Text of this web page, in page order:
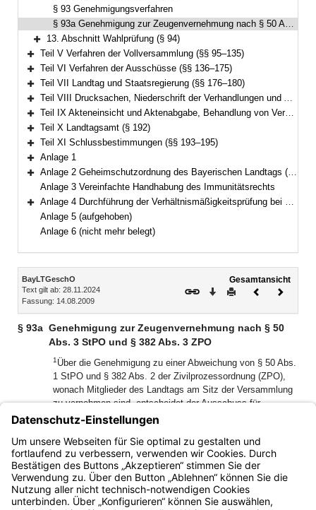
§ 93 Genehmigungsverfahren
§ 93a Genehmigung zur Zeugenvernehmung nach § 50 Abs. 3 StPO und § 382 Abs. 3 ZPO
Bereich erweitern
13. Abschnitt Wahlprüfung (§ 94)
Bereich erweitern
Teil V Verfahren der Vollversammlung (§§ 95–135)
Bereich erweitern
Teil VI Verfahren der Ausschüsse (§§ 136–175)
Bereich erweitern
Teil VII Landtag und Staatsregierung (§§ 176–180)
Bereich erweitern
Teil VIII Drucksachen, Niederschrift der Verhandlungen und Ausfertigung der Beschlüsse (§§ 181–187)
Bereich erweitern
Teil IX Akteneinsicht und Aktenabgabe, Behandlung von Verschlusssachen (§§ 188–191)
Bereich erweitern
Teil X Landtagsamt (§ 192)
Bereich erweitern
Teil XI Schlussbestimmungen (§§ 193–195)
Bereich erweitern
Anlage 1
Bereich erweitern
Anlage 2 Geheimschutzordnung des Bayerischen Landtags (GeheimSchO)
Anlage 3 Vereinfachte Handhabung des Immunitätsrechts
Bereich erweitern
Anlage 4 Durchführung der Verhältnismäßigkeitsprüfung bei berufsreglementierenden Regelungen im Anwendungsbereich der Richtlinie 2005/36/EG
Anlage 5 (aufgehoben)
Anlage 6 (nicht mehr belegt)
Inhalt
BayLTGeschO
Text gilt ab: 28.11.2024
Fassung: 14.08.2009
Gesamtansicht
Download
DruckenVorheriges
§ 93a Genehmigung zur Zeugenvernehmung nach § 50
Abs. 3 StPO und § 382 Abs. 3 ZPO
1Über die Genehmigung zu einer Abweichung von § 50 Abs.
1 StPO und § 382 Abs. 2 der Zivilprozessordnung (ZPO),
wonach Mitglieder des Landtags am Sitz der Versammlung
zu vernehmen sind, entscheidet der Ausschuss für
Verfassung, Recht, Parlamentsfragen und Integration
2
Einer Genehmigung bedarf es nicht, wenn
der Termin zur Vernehmung außerhalb der Sitzungswochen
des Landtags liegt.
Bayern.de